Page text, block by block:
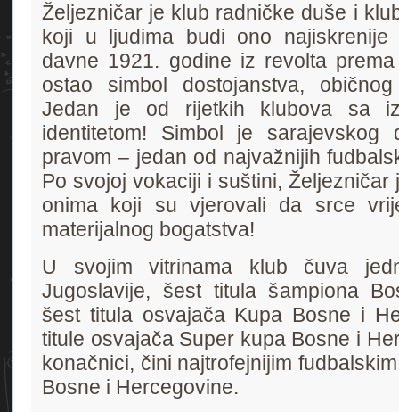
Željezničar je klub radničke duše i
koji u ljudima budi ono najiskrenije
davne 1921. godine iz revolta
ostao simbol dostojanstva,
Jedan je od rijetkih klubova sa
identitetom! Simbol je
pravom – jedan od najvažnijih
Po svojoj vokaciji i suštini, Željezničar
onima koji su vjerovali da srce
materijalnog bogatstva!
U svojim vitrinama klub čuva
Jugoslavije, šest titula šampiona
šest titula osvajača Kupa Bosne i
titule osvajača Super kupa Bosne i
konačnici, čini najtrofejnijim
Bosne i Hercegovine.